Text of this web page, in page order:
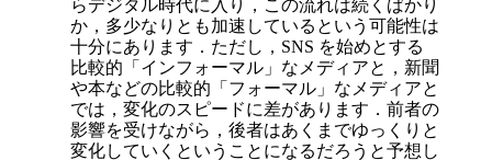
らデジタル時代に入り，この流れは続くばかり
か，多少なりとも加速しているという可能性は
十分にあります．ただし，SNS を始めとする
比較的「インフォーマル」なメディアと，新聞
や本などの比較的「フォーマル」なメディアと
では，変化のスピードに差があります．前者の
影響を受けながら，後者はあくまでゆっくりと
変化していくということになるだろうと予想し